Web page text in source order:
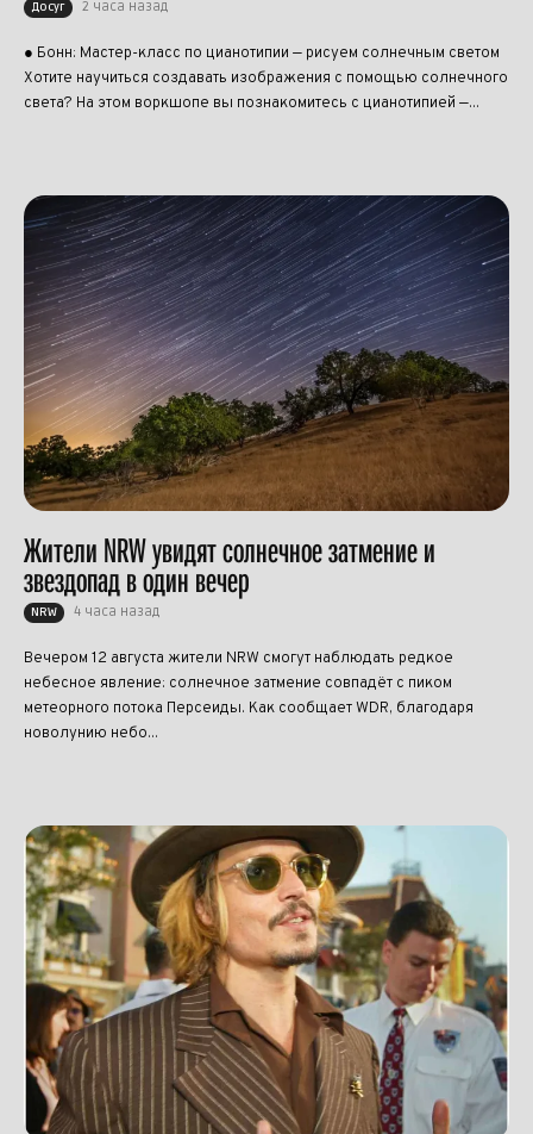
Досуг 2 часа назад
● Бонн: Мастер-класс по цианотипии — рисуем солнечным светом
Хотите научиться создавать изображения с помощью солнечного
света? На этом воркшопе вы познакомитесь с цианотипией —...
Жители NRW увидят солнечное затмение и
звездопад в один вечер
NRW 4 часа назад
Вечером 12 августа жители NRW смогут наблюдать редкое
небесное явление: солнечное затмение совпадёт с пиком
метеорного потока Персеиды. Как сообщает WDR, благодаря
новолунию небо...